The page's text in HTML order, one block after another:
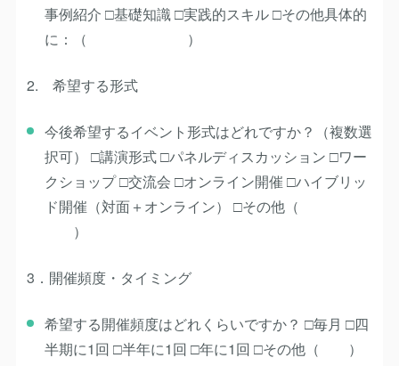
事例紹介 □基礎知識 □実践的スキル □その他具体的
に：（ ）
2. 希望する形式
今後希望するイベント形式はどれですか？（複数選
択可） □講演形式 □パネルディスカッション □ワー
クショップ □交流会 □オンライン開催 □ハイブリッ
ド開催（対面＋オンライン） □その他（
）
3．開催頻度・タイミング
希望する開催頻度はどれくらいですか？ □毎月 □四
半期に1回 □半年に1回 □年に1回 □その他（ ）